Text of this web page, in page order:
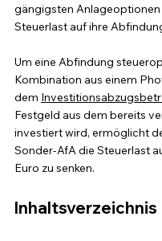
gängigsten
Steuerlast auf ihre
Um eine Abfindung
Kombination aus einem
dem
Festgeld aus dem bereits
investiert wird, ermöglicht
Sonder-AfA die Steuerlast
Euro zu senken.
Inhaltsverzeichnis